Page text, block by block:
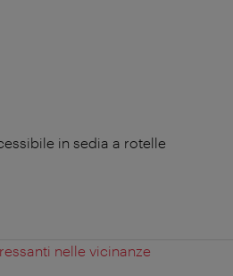
in sedia a rotelle
nelle vicinanze